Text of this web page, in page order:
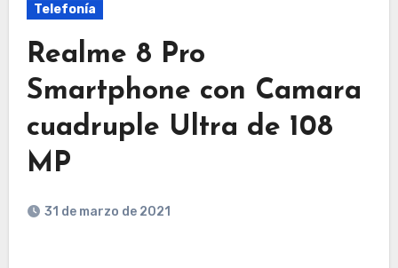
Telefonía
Realme 8 Pro
Smartphone con Camara
cuadruple Ultra de 108
MP
31 de marzo de 2021